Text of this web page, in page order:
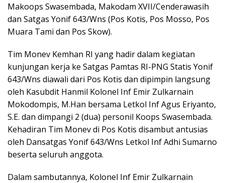
Makoops Swasembada, Makodam XVII/Cenderawasih
dan Satgas Yonif 643/Wns (Pos Kotis, Pos Mosso, Pos
Muara Tami dan Pos Skow).
Tim Monev Kemhan RI yang hadir dalam kegiatan
kunjungan kerja ke Satgas Pamtas RI-PNG Statis Yonif
643/Wns diawali dari Pos Kotis dan dipimpin langsung
oleh Kasubdit Hanmil Kolonel Inf Emir Zulkarnain
Mokodompis, M.Han bersama Letkol Inf Agus Eriyanto,
S.E. dan dimpangi 2 (dua) personil Koops Swasembada.
Kehadiran Tim Monev di Pos Kotis disambut antusias
oleh Dansatgas Yonif 643/Wns Letkol Inf Adhi Sumarno
beserta seluruh anggota.
Dalam sambutannya, Kolonel Inf Emir Zulkarnain